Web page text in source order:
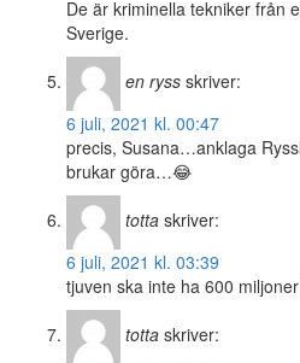
De är kriminella tekniker från
Sverige.
en ryss skriver:
6 juli, 2021 kl. 00:47
precis, Susana…anklaga
brukar göra…😂
totta skriver:
6 juli, 2021 kl. 03:39
tjuven ska inte ha 600
totta skriver: